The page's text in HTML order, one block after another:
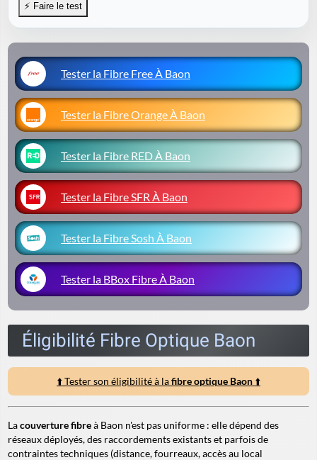
Tester la Fibre Free À Baon
Tester la Fibre Orange À Baon
Tester la Fibre RED À Baon
Tester la Fibre SFR À Baon
Tester la Fibre Sosh À Baon
Tester la BBox Fibre À Baon
Éligibilité Fibre Optique Baon
⬆️ Tester son éligibilité à lafibre optique Baon ⬆️
Lacouverture fibreà Baon n'est pas uniforme : elle dépend des
réseaux déployés, des raccordements existants et parfois de
contraintes techniques (distance, fourreaux, accès au local